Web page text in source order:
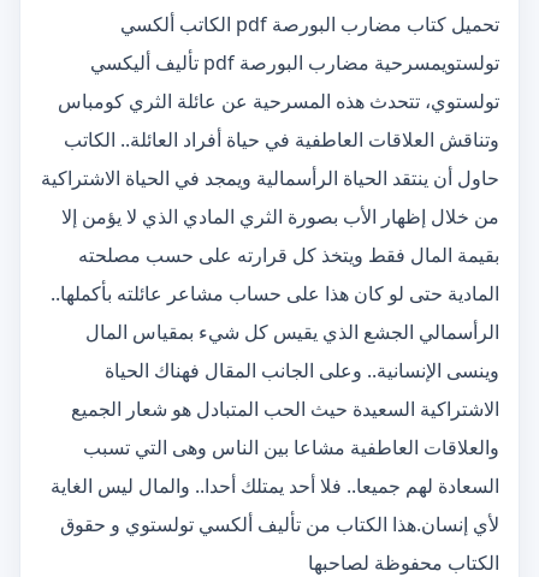
تحميل كتاب مضارب البورصة pdf الكاتب ألكسي
تولستويمسرحية مضارب البورصة pdf تأليف أليكسي
تولستوي، تتحدث هذه المسرحية عن عائلة الثري كومباس
وتناقش العلاقات العاطفية في حياة أفراد العائلة.. الكاتب
حاول أن ينتقد الحياة الرأسمالية ويمجد في الحياة الاشتراكية
من خلال إظهار الأب بصورة الثري المادي الذي لا يؤمن إلا
بقيمة المال فقط ويتخذ كل قرارته على حسب مصلحته
المادية حتى لو كان هذا على حساب مشاعر عائلته بأكملها..
الرأسمالي الجشع الذي يقيس كل شيء بمقياس المال
وينسى الإنسانية.. وعلى الجانب المقال فهناك الحياة
الاشتراكية السعيدة حيث الحب المتبادل هو شعار الجميع
والعلاقات العاطفية مشاعا بين الناس وهى التي تسبب
السعادة لهم جميعا.. فلا أحد يمتلك أحدا.. والمال ليس الغاية
لأي إنسان.هذا الكتاب من تأليف ألكسي تولستوي و حقوق
الكتاب محفوظة لصاحبها